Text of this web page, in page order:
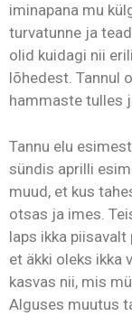
iminapana mu
turvatunne ja
olid kuidagi nii
lõhedest. Tannul
hammaste tulles
Tannu elu
sündis aprilli
muud, et kus
otsas ja imes.
laps ikka
et äkki oleks ikka
kasvas nii, mis
Alguses muutus